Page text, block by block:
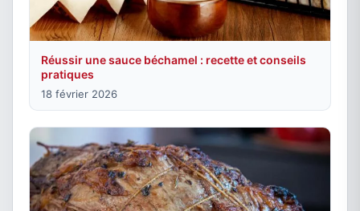
Réussir une sauce béchamel : recette et conseils
pratiques
18 février 2026